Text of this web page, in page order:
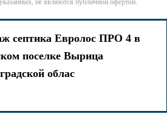
не являются публичной офертой.
септика Евролос ПРО 4 в
поселке Вырица
облас